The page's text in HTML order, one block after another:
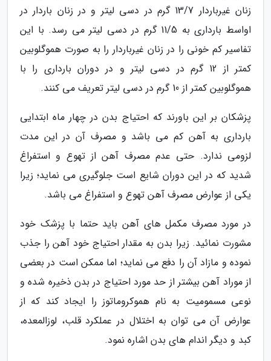
زنان غیرباردار 13/7 گرم در دسی لیتر و در زنان باردار در
اواسط بارداری به 11/5 گرم در دسی لیتر می رسد. با این
تفاسیر کم خونی را در زنان غیرباردار را به صورت هموگلوبین
کمتر از 12 گرم در دسی لیتر و در دوران بارداری را با
هموگلوبین کمتر از 10 گرم در دسی لیتر تعریف می کنند.
پزشکان بر این باورند که احتیاج بدن در چهار ماه ابتدایی
بارداری به آهن کم می باشد و مصرف آن در این مدت
لزومی ندارد. حتی عدم مصرف آهن از تهوع و استفراغ
شدید که در این دوران شایع است جلوگیری می نماید؛ زیرا
یکی از عوارض مصرف آهن تهوع و استفراغ می باشد.
در مورد مصرف مکمل های آهن باید حتما با پزشک خود
مشورت نمائید. زیرا بدن به مقدار احتیاج خود آهن را جذب
نموده و مازاد آن را دفع می نماید؛ اما ممکن است در بعضی
از موراد آهن بیشتر از حد مورد احتیاج در بدن ذخیره شده و
نوعی مسمومیت به نام هموکروماتوز را ایجاد کند که از
عوارض آن می توان به اختلال در عملکرد قلب، لوزالمعده،
کبد و دیگر اندام های بدن اشاره نمود.